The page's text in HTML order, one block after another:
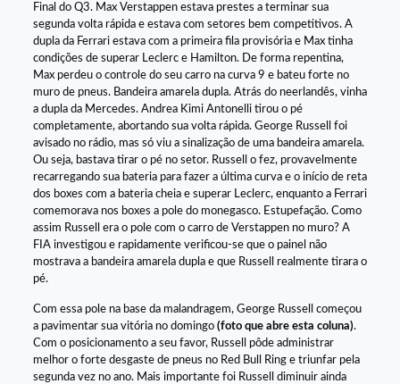
Final do Q3. Max Verstappen estava prestes a terminar sua
segunda volta rápida e estava com setores bem competitivos. A
dupla da Ferrari estava com a primeira fila provisória e Max tinha
condições de superar Leclerc e Hamilton. De forma repentina,
Max perdeu o controle do seu carro na curva 9 e bateu forte no
muro de pneus. Bandeira amarela dupla. Atrás do neerlandês, vinha
a dupla da Mercedes. Andrea Kimi Antonelli tirou o pé
completamente, abortando sua volta rápida. George Russell foi
avisado no rádio, mas só viu a sinalização de uma bandeira amarela.
Ou seja, bastava tirar o pé no setor. Russell o fez, provavelmente
recarregando sua bateria para fazer a última curva e o início de reta
dos boxes com a bateria cheia e superar Leclerc, enquanto a Ferrari
comemorava nos boxes a pole do monegasco. Estupefação. Como
assim Russell era o pole com o carro de Verstappen no muro? A
FIA investigou e rapidamente verificou-se que o painel não
mostrava a bandeira amarela dupla e que Russell realmente tirara o
pé.
Com essa pole na base da malandragem, George Russell começou
a pavimentar sua vitória no domingo (foto que abre esta coluna).
Com o posicionamento a seu favor, Russell pôde administrar
melhor o forte desgaste de pneus no Red Bull Ring e triunfar pela
segunda vez no ano. Mais importante foi Russell diminuir ainda